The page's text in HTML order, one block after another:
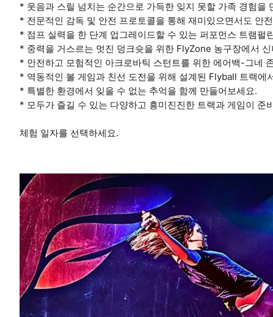
* 웃음과 스릴 넘치는 순간으로 가득한 잊지 못할 가족 경험을
* 전문적인 감독 및 안전 프로토콜을 통해 재미있으면서도 안
* 점프 실력을 한 단계 업그레이드할 수 있는 퍼포먼스 트램펄
* 중력을 거스르는 멋진 덩크슛을 위한 FlyZone 농구장에서
* 안전하고 모험적인 아크로바틱 스턴트를 위한 에어백-그네
* 역동적인 볼 게임과 친선 도전을 위해 설계된 Flyball 트랙에
* 특별한 환경에서 잊을 수 없는 추억을 함께 만들어보세요.
* 모두가 즐길 수 있는 다양하고 흥미진진한 트랙과 게임이 준
체험 일자를 선택하세요.